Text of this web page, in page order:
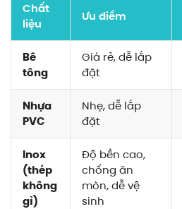
Chất
liệu
Ưu điểm
Bê
tông
Giá rẻ, dễ lắp
đặt
Nhựa
PVC
Nhẹ, dễ lắp
đặt
Inox
(thép
không
gỉ)
Độ bền cao,
chống ăn
mòn, dễ vệ
sinh